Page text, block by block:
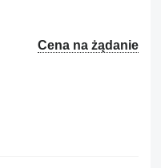
Cena na żądanie